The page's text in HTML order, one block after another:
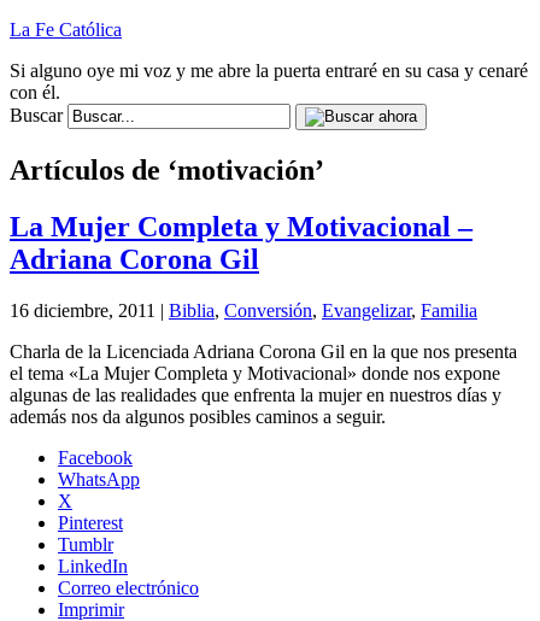
La Fe Católica
Si alguno oye mi voz y me abre la puerta entraré en su casa y cenaré
con él.
Buscar
Artículos de ‘motivación’
La Mujer Completa y Motivacional –
Adriana Corona Gil
16 diciembre, 2011 | Biblia, Conversión, Evangelizar, Familia
Charla de la Licenciada Adriana Corona Gil en la que nos presenta
el tema «La Mujer Completa y Motivacional» donde nos expone
algunas de las realidades que enfrenta la mujer en nuestros días y
además nos da algunos posibles caminos a seguir.
Facebook
WhatsApp
X
Pinterest
Tumblr
LinkedIn
Correo electrónico
Imprimir